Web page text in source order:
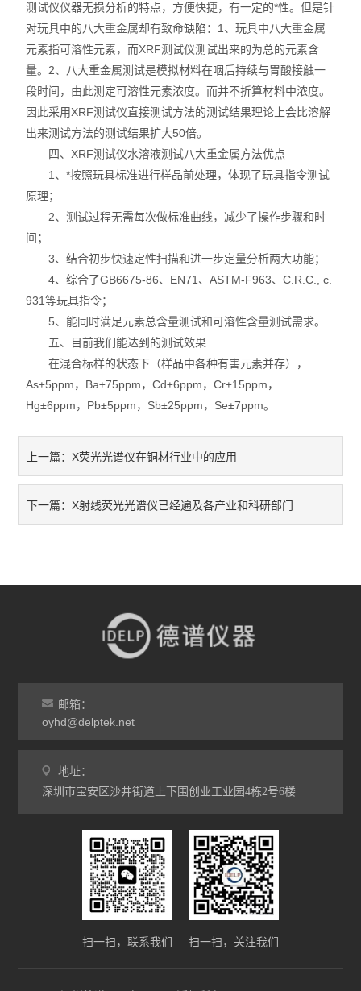
镀层测厚仪/膜厚仪
维修国内、国外ROHS检测仪
口罩设备
光谱仪
气质联用仪
RoHS2.0检测仪
测试仪仪器无损分析的特点，方便快捷，有一定的*性。但是针
对玩具中的八大重金属却有致命缺陷：1、玩具中八大重金属
元素指可溶性元素，而XRF测试仪测试出来的为总的元素含
量。2、八大重金属测试是模拟材料在咽后持续与胃酸接触一
段时间，由此测定可溶性元素浓度。而并不折算材料中浓度。
因此采用XRF测试仪直接测试方法的测试结果理论上会比溶解
出来测试方法的测试结果扩大50倍。
四、XRF测试仪水溶液测试八大重金属方法优点
1、*按照玩具标准进行样品前处理，体现了玩具指令测试
原理；
2、测试过程无需每次做标准曲线，减少了操作步骤和时
间；
3、结合初步快速定性扫描和进一步定量分析两大功能；
4、综合了GB6675-86、EN71、ASTM-F963、C.R.C., c.
931等玩具指令；
5、能同时满足元素总含量测试和可溶性含量测试需求。
五、目前我们能达到的测试效果
在混合标样的状态下（样品中各种有害元素并存），
As±5ppm，Ba±75ppm，Cd±6ppm，Cr±15ppm，
Hg±6ppm，Pb±5ppm，Sb±25ppm，Se±7ppm。
上一篇：X荧光光谱仪在铜材行业中的应用
下一篇：X射线荧光光谱仪已经遍及各产业和科研部门
邮箱：
oyhd@delptek.net
地址：
深圳市宝安区沙井街道上下围创业工业园4栋2号6楼
扫一扫，联系我们 扫一扫，关注我们